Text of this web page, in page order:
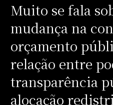
Muito se fala
mudança na
orçamento
relação entre
transparência
alocação